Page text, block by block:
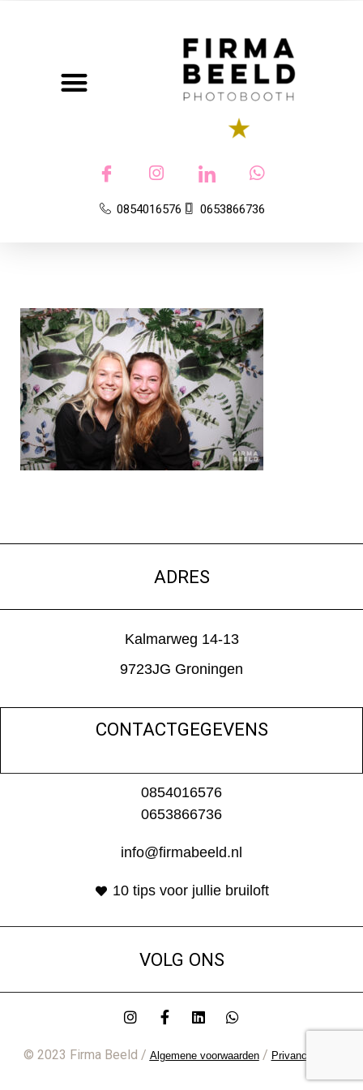
0854016576 0653866736
ADRES
Kalmarweg 14-13
9723JG Groningen
CONTACTGEGEVENS
0854016576
0653866736
info@firmabeeld.nl
10 tips voor jullie bruiloft
VOLG ONS
© 2023 Firma Beeld / Algemene voorwaarden/ Privancybeleid